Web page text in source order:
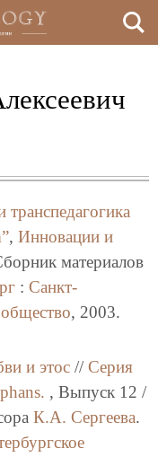
, Инновации и
материалов
: Санкт-
, 2003.
и этос// Серия
, Выпуск 12 /
К.А. Сергеева.